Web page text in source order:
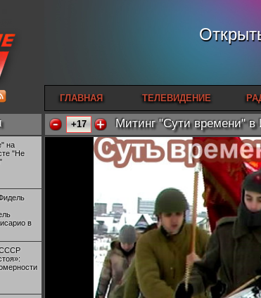
ГЛАВНАЯ ТЕЛЕВИДЕНИЕ
на
"Не
в
СССР
+17 Митинг "Сути времени" в